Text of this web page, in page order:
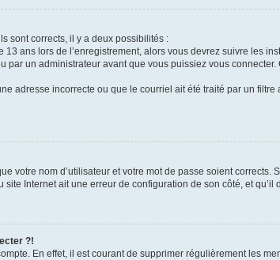
sont corrects, il y a deux possibilités :
ans lors de l’enregistrement, alors vous devrez suivre les
un administrateur avant que vous puissiez vous
adresse incorrecte ou que le courriel ait été traité par un
votre nom d’utilisateur et votre mot de passe soient corrects.
Internet ait une erreur de configuration de son côté, et qu’il
?!
En effet, il est courant de supprimer régulièrement les